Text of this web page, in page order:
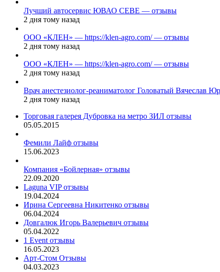
Лучший автосервис ЮВАО CEBE — отзывы
2 дня тому назад
ООО «КЛЕН» — https://klen-agro.com/ — отзывы
2 дня тому назад
ООО «КЛЕН» — https://klen-agro.com/ — отзывы
2 дня тому назад
Врач анестезиолог-реаниматолог Головатый Вячеслав
2 дня тому назад
Торговая галерея Дубровка на метро ЗИЛ отзывы
05.05.2015
Фемили Лайф отзывы
15.06.2023
Компания «Бойлерная» отзывы
22.09.2020
Laguna VIP отзывы
19.04.2024
Ирина Сергеевна Никитенко отзывы
06.04.2024
Довгалюк Игорь Валерьевич отзывы
05.04.2022
1 Event отзывы
16.05.2023
Арт-Стом Отзывы
04.03.2023